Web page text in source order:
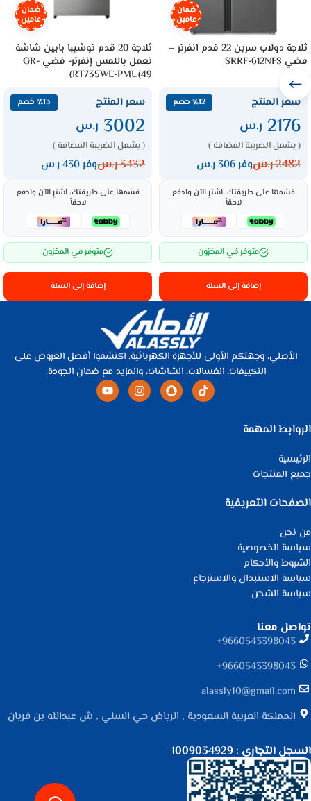
ضمان
عامين
ثلاجة دولاب سرين 22 قدم انفرتر –
فضي SRRF-612NFS
سعر المنتج ٪12 خصم
2176 ر.س
( يشمل الضريبة المضافة )
2482ر.سوفر 306 ر.س
قسّمها على طريقتك، اشترِ الآن وادفع
لاحقاً
متوفر في المخزون
إضافة إلى السلة
ضمان
عامين
ثلاجة 20 قدم توشيبا بابين شاشة
تعمل باللمس إنفرتر- فضي GR-
RT735WE-PMU(49)
سعر المنتج ٪13 خصم
3002 ر.س
( يشمل الضريبة المضافة )
3432ر.سوفر 430 ر.س
قسّمها على طريقتك، اشترِ الآن وادفع
لاحقاً
متوفر في المخزون
إضافة إلى السلة
الأصلي، وجهتكم الأولى للأجهزة الكهربائية. اكتشفوا أفضل العروض على
التكييفات، الغسالات، الشاشات، والمزيد مع ضمان الجودة.
الروابط المهمة
الرئيسية
جميع المنتجات
الصفحات التعريفية
من نحن
سياسة الخصوصية
الشروط والأحكام
سياسة الاستبدال والاسترجاع
سياسة الشحن
تواصل معنا
9660543398043⁩+
9660543398043⁩+
alassly10@gmail.com
المملكة العربية السعودية , الرياض حي السلي , ش عبدالله بن فريان
السجل التجاري : 1009034929